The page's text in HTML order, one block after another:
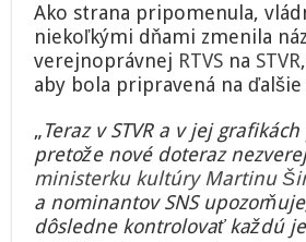
kontrolovať
každú
zmluvu
nominantov
SNS
Ako strana pripomenula,
niekoľkými dňami zmenila
verejnoprávnej RTVS na STVR
aby bola pripravená na ďalšie
„Teraz v STVR a v jej
pretože nové doteraz
ministerku kultúry Martinu
a nominantov SNS
dôsledne kontrolovať každú